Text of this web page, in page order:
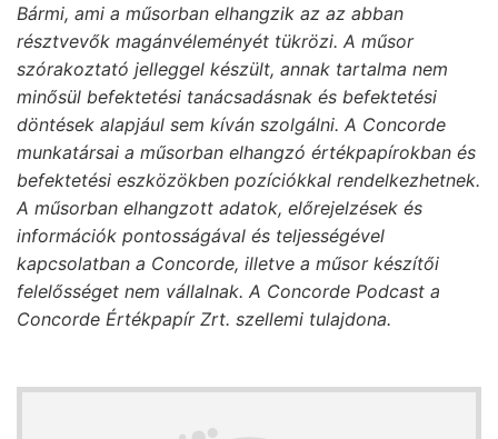
Bármi, ami a műsorban elhangzik az az abban
résztvevők magánvéleményét tükrözi. A műsor
szórakoztató jelleggel készült, annak tartalma nem
minősül befektetési tanácsadásnak és befektetési
döntések alapjául sem kíván szolgálni. A Concorde
munkatársai a műsorban elhangzó értékpapírokban és
befektetési eszközökben pozíciókkal rendelkezhetnek.
A műsorban elhangzott adatok, előrejelzések és
információk pontosságával és teljességével
kapcsolatban a Concorde, illetve a műsor készítői
felelősséget nem vállalnak. A Concorde Podcast a
Concorde Értékpapír Zrt. szellemi tulajdona.